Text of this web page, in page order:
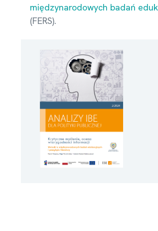
międzynarodowych badań
(FERS).